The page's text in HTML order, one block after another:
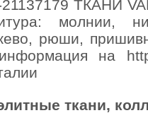
ТКАНИ
молнии,
рюши,
на
ткани,